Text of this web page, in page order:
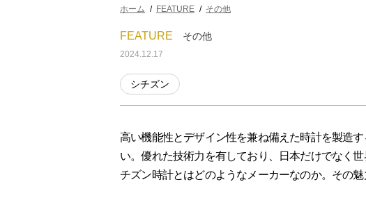
ホーム FEATURE その他
FEATURE その他
2024.12.17
シチズン
高い機能性とデザイン性を兼ね備えた時計を製造
い。優れた技術力を有しており、日本だけでなく
チズン時計とはどのようなメーカーなのか。その魅